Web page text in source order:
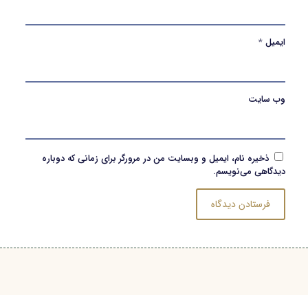
ایمیل*
وب‌ سایت
ذخیره نام، ایمیل و وبسایت من در مرورگر برای زمانی که دوباره
دیدگاهی می‌نویسم.